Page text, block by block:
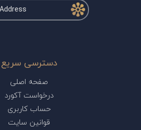
دسترسی سریع
صفحه اصلی
درخواست آکورد
حساب کاربری
قوانین سایت